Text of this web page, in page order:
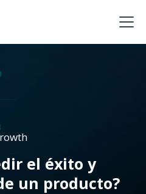
el éxito y
un producto?